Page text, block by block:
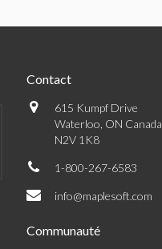
Contact
615 Kumpf Drive
Waterloo, ON Canada
N2V 1K8
1-800-267-6583
info@maplesoft.com
Communauté